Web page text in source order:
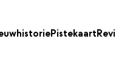
Pistekaart